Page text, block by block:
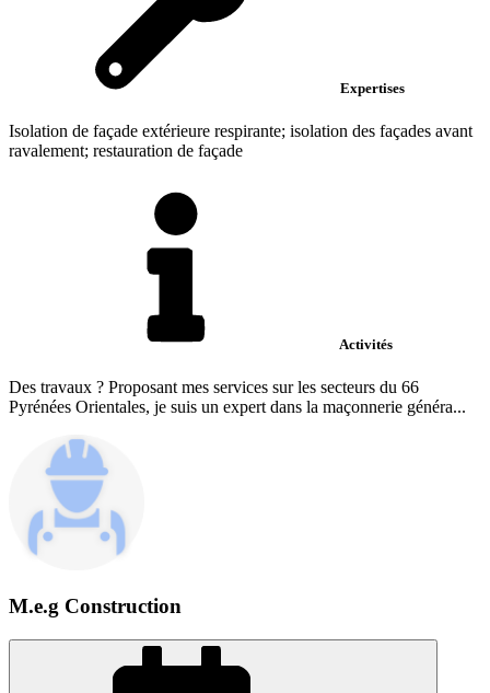
Expertises
Isolation de façade extérieure respirante; isolation des façades avant
ravalement; restauration de façade
Activités
Des travaux ? Proposant mes services sur les secteurs du 66
Pyrénées Orientales, je suis un expert dans la maçonnerie généra...
M.e.g Construction